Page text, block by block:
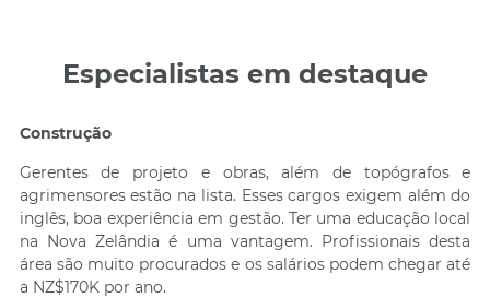
Especialistas em destaque
Construção
Gerentes de projeto e obras, além de topógrafos e
agrimensores estão na lista. Esses cargos exigem além do
inglês, boa experiência em gestão. Ter uma educação local
na Nova Zelândia é uma vantagem. Profissionais desta
área são muito procurados e os salários podem chegar até
a NZ$170K por ano.